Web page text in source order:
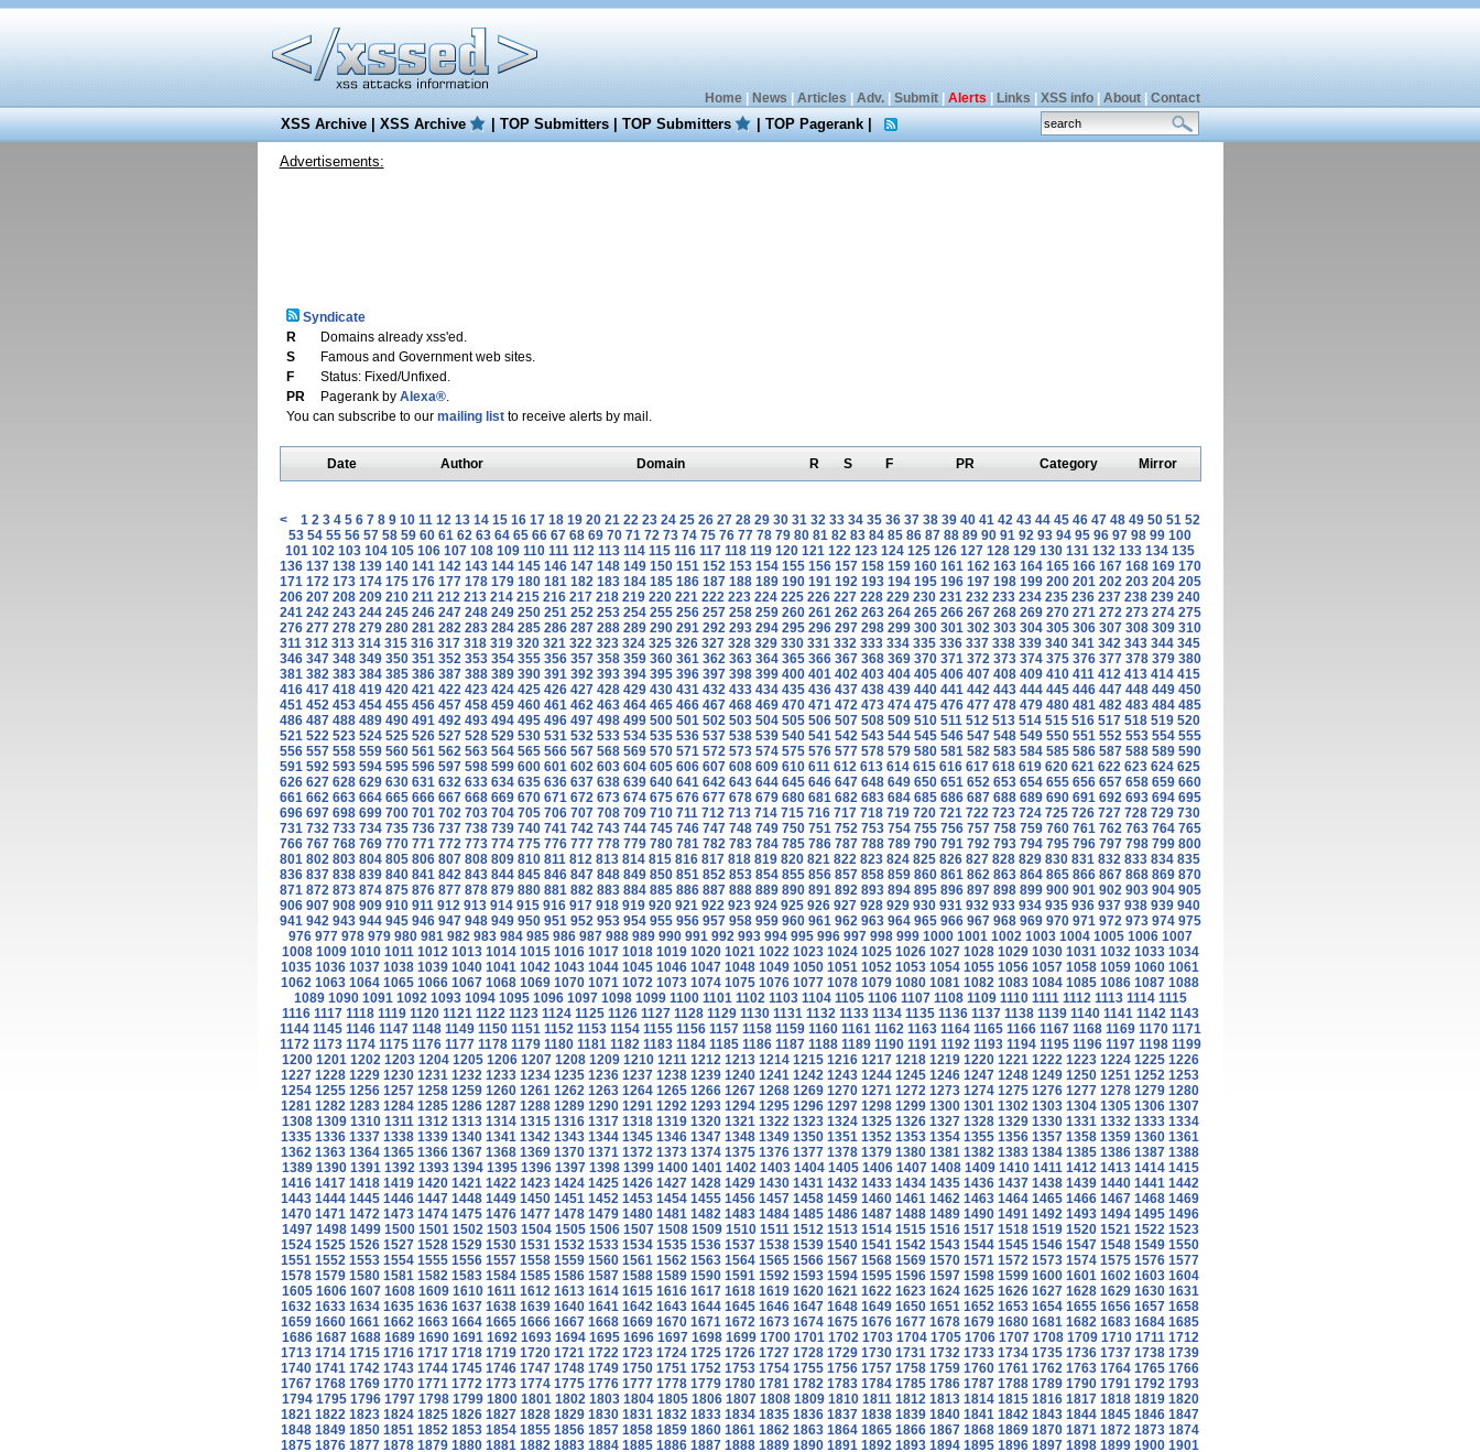
Home| News Articles Adv.| Submit| Alerts Links XSS info| About| Contact
XSS Archive|XSS Archive |TOP Submitters|TOP Submitters |TOP Pagerank|
Advertisements:
Syndicate
R
Domains already xss'ed.
S
Famous and Government web sites.
F
Status: Fixed/Unfixed.
PR
Pagerank by Alexa®.
You can subscribe to our mailing listto receive alerts by mail.
Date Author Domain R S F PR Category Mirror
< 1 2 3 4 5 6 7 8 9 10 11 12 13 14 15 16 17 18 19 20 21 22 23 24 25 26 27 28 29 30 31 32 33 34 35 36 37 38 39 40 41 42 43 44 45 46 47 48 49 50 51 52
53 54 55 56 57 58 59 60 61 62 63 64 65 66 67 68 69 70 71 72 73 74 75 76 77 78 79 80 81 82 83 84 85 86 87 88 89 90 91 92 93 94 95 96 97 98 99 100
101 102 103 104 105 106 107 108 109 110 111 112 113 114 115 116 117 118 119 120 121 122 123 124 125 126 127 128 129 130 131 132 133 134 135
136 137 138 139 140 141 142 143 144 145 146 147 148 149 150 151 152 153 154 155 156 157 158 159 160 161 162 163 164 165 166 167 168 169 170
171 172 173 174 175 176 177 178 179 180 181 182 183 184 185 186 187 188 189 190 191 192 193 194 195 196 197 198 199 200 201 202 203 204 205
206 207 208 209 210 211 212 213 214 215 216 217 218 219 220 221 222 223 224 225 226 227 228 229 230 231 232 233 234 235 236 237 238 239 240
241 242 243 244 245 246 247 248 249 250 251 252 253 254 255 256 257 258 259 260 261 262 263 264 265 266 267 268 269 270 271 272 273 274 275
276 277 278 279 280 281 282 283 284 285 286 287 288 289 290 291 292 293 294 295 296 297 298 299 300 301 302 303 304 305 306 307 308 309 310
311 312 313 314 315 316 317 318 319 320 321 322 323 324 325 326 327 328 329 330 331 332 333 334 335 336 337 338 339 340 341 342 343 344 345
346 347 348 349 350 351 352 353 354 355 356 357 358 359 360 361 362 363 364 365 366 367 368 369 370 371 372 373 374 375 376 377 378 379 380
381 382 383 384 385 386 387 388 389 390 391 392 393 394 395 396 397 398 399 400 401 402 403 404 405 406 407 408 409 410 411 412 413 414 415
416 417 418 419 420 421 422 423 424 425 426 427 428 429 430 431 432 433 434 435 436 437 438 439 440 441 442 443 444 445 446 447 448 449 450
451 452 453 454 455 456 457 458 459 460 461 462 463 464 465 466 467 468 469 470 471 472 473 474 475 476 477 478 479 480 481 482 483 484 485
486 487 488 489 490 491 492 493 494 495 496 497 498 499 500 501 502 503 504 505 506 507 508 509 510 511 512 513 514 515 516 517 518 519 520
521 522 523 524 525 526 527 528 529 530 531 532 533 534 535 536 537 538 539 540 541 542 543 544 545 546 547 548 549 550 551 552 553 554 555
556 557 558 559 560 561 562 563 564 565 566 567 568 569 570 571 572 573 574 575 576 577 578 579 580 581 582 583 584 585 586 587 588 589 590
591 592 593 594 595 596 597 598 599 600 601 602 603 604 605 606 607 608 609 610 611 612 613 614 615 616 617 618 619 620 621 622 623 624 625
626 627 628 629 630 631 632 633 634 635 636 637 638 639 640 641 642 643 644 645 646 647 648 649 650 651 652 653 654 655 656 657 658 659 660
661 662 663 664 665 666 667 668 669 670 671 672 673 674 675 676 677 678 679 680 681 682 683 684 685 686 687 688 689 690 691 692 693 694 695
696 697 698 699 700 701 702 703 704 705 706 707 708 709 710 711 712 713 714 715 716 717 718 719 720 721 722 723 724 725 726 727 728 729 730
731 732 733 734 735 736 737 738 739 740 741 742 743 744 745 746 747 748 749 750 751 752 753 754 755 756 757 758 759 760 761 762 763 764 765
766 767 768 769 770 771 772 773 774 775 776 777 778 779 780 781 782 783 784 785 786 787 788 789 790 791 792 793 794 795 796 797 798 799 800
801 802 803 804 805 806 807 808 809 810 811 812 813 814 815 816 817 818 819 820 821 822 823 824 825 826 827 828 829 830 831 832 833 834 835
836 837 838 839 840 841 842 843 844 845 846 847 848 849 850 851 852 853 854 855 856 857 858 859 860 861 862 863 864 865 866 867 868 869 870
871 872 873 874 875 876 877 878 879 880 881 882 883 884 885 886 887 888 889 890 891 892 893 894 895 896 897 898 899 900 901 902 903 904 905
906 907 908 909 910 911 912 913 914 915 916 917 918 919 920 921 922 923 924 925 926 927 928 929 930 931 932 933 934 935 936 937 938 939 940
941 942 943 944 945 946 947 948 949 950 951 952 953 954 955 956 957 958 959 960 961 962 963 964 965 966 967 968 969 970 971 972 973 974 975
976 977 978 979 980 981 982 983 984 985 986 987 988 989 990 991 992 993 994 995 996 997 998 999 1000 1001 1002 1003 1004 1005 1006 1007
1008 1009 1010 1011 1012 1013 1014 1015 1016 1017 1018 1019 1020 1021 1022 1023 1024 1025 1026 1027 1028 1029 1030 1031 1032 1033 1034
1035 1036 1037 1038 1039 1040 1041 1042 1043 1044 1045 1046 1047 1048 1049 1050 1051 1052 1053 1054 1055 1056 1057 1058 1059 1060 1061
1062 1063 1064 1065 1066 1067 1068 1069 1070 1071 1072 1073 1074 1075 1076 1077 1078 1079 1080 1081 1082 1083 1084 1085 1086 1087 1088
1089 1090 1091 1092 1093 1094 1095 1096 1097 1098 1099 1100 1101 1102 1103 1104 1105 1106 1107 1108 1109 1110 1111 1112 1113 1114 1115
1116 1117 1118 1119 1120 1121 1122 1123 1124 1125 1126 1127 1128 1129 1130 1131 1132 1133 1134 1135 1136 1137 1138 1139 1140 1141 1142 1143
1144 1145 1146 1147 1148 1149 1150 1151 1152 1153 1154 1155 1156 1157 1158 1159 1160 1161 1162 1163 1164 1165 1166 1167 1168 1169 1170 1171
1172 1173 1174 1175 1176 1177 1178 1179 1180 1181 1182 1183 1184 1185 1186 1187 1188 1189 1190 1191 1192 1193 1194 1195 1196 1197 1198 1199
1200 1201 1202 1203 1204 1205 1206 1207 1208 1209 1210 1211 1212 1213 1214 1215 1216 1217 1218 1219 1220 1221 1222 1223 1224 1225 1226
1227 1228 1229 1230 1231 1232 1233 1234 1235 1236 1237 1238 1239 1240 1241 1242 1243 1244 1245 1246 1247 1248 1249 1250 1251 1252 1253
1254 1255 1256 1257 1258 1259 1260 1261 1262 1263 1264 1265 1266 1267 1268 1269 1270 1271 1272 1273 1274 1275 1276 1277 1278 1279 1280
1281 1282 1283 1284 1285 1286 1287 1288 1289 1290 1291 1292 1293 1294 1295 1296 1297 1298 1299 1300 1301 1302 1303 1304 1305 1306 1307
1308 1309 1310 1311 1312 1313 1314 1315 1316 1317 1318 1319 1320 1321 1322 1323 1324 1325 1326 1327 1328 1329 1330 1331 1332 1333 1334
1335 1336 1337 1338 1339 1340 1341 1342 1343 1344 1345 1346 1347 1348 1349 1350 1351 1352 1353 1354 1355 1356 1357 1358 1359 1360 1361
1362 1363 1364 1365 1366 1367 1368 1369 1370 1371 1372 1373 1374 1375 1376 1377 1378 1379 1380 1381 1382 1383 1384 1385 1386 1387 1388
1389 1390 1391 1392 1393 1394 1395 1396 1397 1398 1399 1400 1401 1402 1403 1404 1405 1406 1407 1408 1409 1410 1411 1412 1413 1414 1415
1416 1417 1418 1419 1420 1421 1422 1423 1424 1425 1426 1427 1428 1429 1430 1431 1432 1433 1434 1435 1436 1437 1438 1439 1440 1441 1442
1443 1444 1445 1446 1447 1448 1449 1450 1451 1452 1453 1454 1455 1456 1457 1458 1459 1460 1461 1462 1463 1464 1465 1466 1467 1468 1469
1470 1471 1472 1473 1474 1475 1476 1477 1478 1479 1480 1481 1482 1483 1484 1485 1486 1487 1488 1489 1490 1491 1492 1493 1494 1495 1496
1497 1498 1499 1500 1501 1502 1503 1504 1505 1506 1507 1508 1509 1510 1511 1512 1513 1514 1515 1516 1517 1518 1519 1520 1521 1522 1523
1524 1525 1526 1527 1528 1529 1530 1531 1532 1533 1534 1535 1536 1537 1538 1539 1540 1541 1542 1543 1544 1545 1546 1547 1548 1549 1550
1551 1552 1553 1554 1555 1556 1557 1558 1559 1560 1561 1562 1563 1564 1565 1566 1567 1568 1569 1570 1571 1572 1573 1574 1575 1576 1577
1578 1579 1580 1581 1582 1583 1584 1585 1586 1587 1588 1589 1590 1591 1592 1593 1594 1595 1596 1597 1598 1599 1600 1601 1602 1603 1604
1605 1606 1607 1608 1609 1610 1611 1612 1613 1614 1615 1616 1617 1618 1619 1620 1621 1622 1623 1624 1625 1626 1627 1628 1629 1630 1631
1632 1633 1634 1635 1636 1637 1638 1639 1640 1641 1642 1643 1644 1645 1646 1647 1648 1649 1650 1651 1652 1653 1654 1655 1656 1657 1658
1659 1660 1661 1662 1663 1664 1665 1666 1667 1668 1669 1670 1671 1672 1673 1674 1675 1676 1677 1678 1679 1680 1681 1682 1683 1684 1685
1686 1687 1688 1689 1690 1691 1692 1693 1694 1695 1696 1697 1698 1699 1700 1701 1702 1703 1704 1705 1706 1707 1708 1709 1710 1711 1712
1713 1714 1715 1716 1717 1718 1719 1720 1721 1722 1723 1724 1725 1726 1727 1728 1729 1730 1731 1732 1733 1734 1735 1736 1737 1738 1739
1740 1741 1742 1743 1744 1745 1746 1747 1748 1749 1750 1751 1752 1753 1754 1755 1756 1757 1758 1759 1760 1761 1762 1763 1764 1765 1766
1767 1768 1769 1770 1771 1772 1773 1774 1775 1776 1777 1778 1779 1780 1781 1782 1783 1784 1785 1786 1787 1788 1789 1790 1791 1792 1793
1794 1795 1796 1797 1798 1799 1800 1801 1802 1803 1804 1805 1806 1807 1808 1809 1810 1811 1812 1813 1814 1815 1816 1817 1818 1819 1820
1821 1822 1823 1824 1825 1826 1827 1828 1829 1830 1831 1832 1833 1834 1835 1836 1837 1838 1839 1840 1841 1842 1843 1844 1845 1846 1847
1848 1849 1850 1851 1852 1853 1854 1855 1856 1857 1858 1859 1860 1861 1862 1863 1864 1865 1866 1867 1868 1869 1870 1871 1872 1873 1874
1875 1876 1877 1878 1879 1880 1881 1882 1883 1884 1885 1886 1887 1888 1889 1890 1891 1892 1893 1894 1895 1896 1897 1898 1899 1900 1901